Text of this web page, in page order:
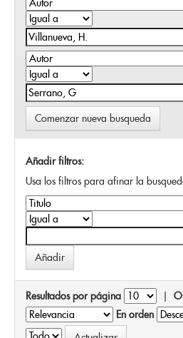
Comenzar nueva busqueda
Añadir filtros:
Usa los filtros para afinar la
Resultados por página |
En orden